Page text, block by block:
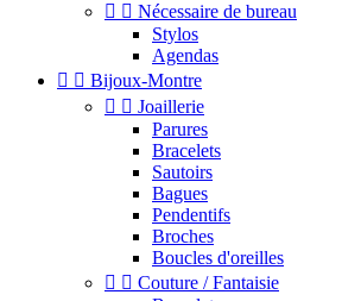
  Nécessaire de bureau
Stylos
Agendas
  Bijoux-Montre
  Joaillerie
Parures
Bracelets
Sautoirs
Bagues
Pendentifs
Broches
Boucles d'oreilles
  Couture / Fantaisie